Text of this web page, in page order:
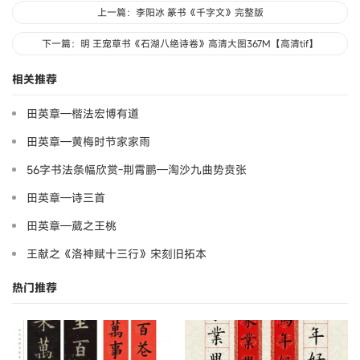
上一篇：李阳冰 篆书《千字文》完整版
下一篇：明 王宠草书《石湖八绝诗卷》高清大图367M【高清tif】
相关推荐
田英章—楷法宏博有道
田英章—黄梅时节家家雨
56字书法条幅欣赏-荆霄鹏—淘沙九曲势贲张
田英章—诗三首
田英章—葳之王桃
王献之《洛神赋十三行》宋刻旧拓本
热门推荐